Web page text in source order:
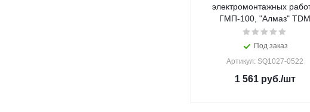
электромонтажных
ГМП-100, "Алмаз" TDM
Под заказ
Артикул: SQ1027-0522
1 561руб./шт